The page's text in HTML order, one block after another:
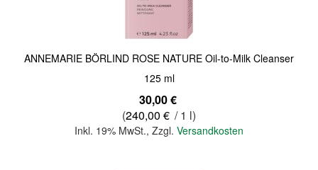
ANNEMARIE BÖRLIND ROSE NATURE Oil-to-Milk Cleanser
125 ml
30,00 €
(240,00 € / 1 l)
Inkl. 19% MwSt., Zzgl. Versandkosten